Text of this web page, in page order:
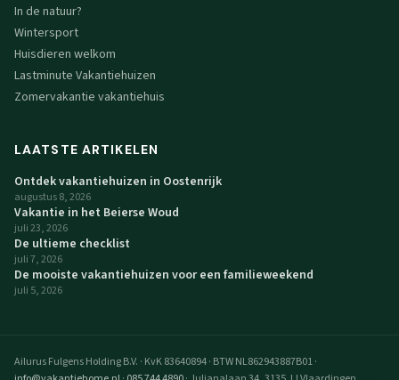
In de natuur?
Wintersport
Huisdieren welkom
Lastminute Vakantiehuizen
Zomervakantie vakantiehuis
LAATSTE ARTIKELEN
Ontdek vakantiehuizen in Oostenrijk
augustus 8, 2026
Vakantie in het Beierse Woud
juli 23, 2026
De ultieme checklist
juli 7, 2026
De mooiste vakantiehuizen voor een familieweekend
juli 5, 2026
Ailurus Fulgens Holding B.V. · KvK 83640894· BTW NL862943887B01·